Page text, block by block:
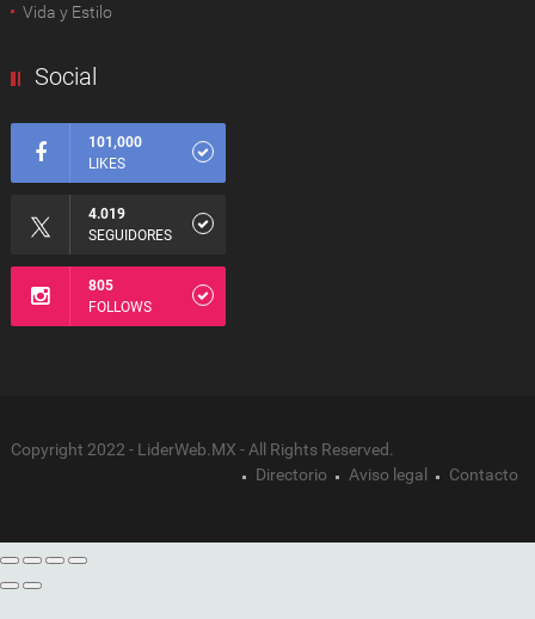
Vida y Estilo
Social
101,000
LIKES
4.019
SEGUIDORES
805
FOLLOWS
Copyright 2022 - LiderWeb.MX - All Rights Reserved.
Directorio
Aviso legal Contacto